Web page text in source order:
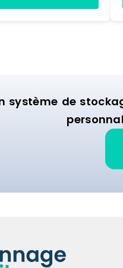
cmPoids7,5
système de